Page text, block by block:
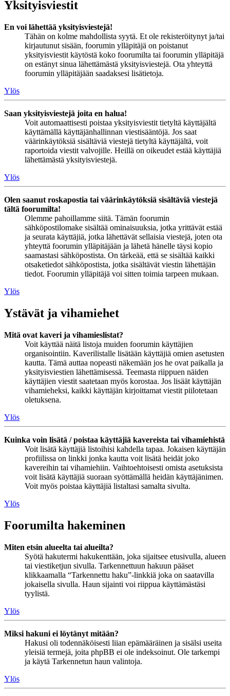
Yksityisviestit
En voi lähettää yksityisviestejä!
Tähän on kolme mahdollista syytä. Et ole rekisteröitynyt ja/tai
kirjautunut sisään, foorumin ylläpitäjä on poistanut
yksityisviestit käytöstä koko foorumilta tai foorumin ylläpitäjä
on estänyt sinua lähettämästä yksityisviestejä. Ota yhteyttä
foorumin ylläpitäjään saadaksesi lisätietoja.
Ylös
Saan yksityisviestejä joita en halua!
Voit automaattisesti poistaa yksityisviestit tietyltä käyttäjältä
käyttämällä käyttäjänhallinnan viestisääntöjä. Jos saat
väärinkäytöksiä sisältäviä viestejä tietyltä käyttäjältä, voit
raportoida viestit valvojille. Heillä on oikeudet estää käyttäjiä
lähettämästä yksityisviestejä.
Ylös
Olen saanut roskapostia tai väärinkäytöksiä sisältäviä viestejä
tältä foorumilta!
Olemme pahoillamme siitä. Tämän foorumin
sähköpostilomake sisältää ominaisuuksia, jotka yrittävät estää
ja seurata käyttäjiä, jotka lähettävät sellaisia viestejä, joten ota
yhteyttä foorumin ylläpitäjään ja lähetä hänelle täysi kopio
saamastasi sähköpostista. On tärkeää, että se sisältää kaikki
otsaketiedot sähköpostista, jotka sisältävät viestin lähettäjän
tiedot. Foorumin ylläpitäjä voi sitten toimia tarpeen mukaan.
Ylös
Ystävät ja vihamiehet
Mitä ovat kaveri ja vihamieslistat?
Voit käyttää näitä listoja muiden foorumin käyttäjien
organisointiin. Kaverilistalle lisätään käyttäjiä omien asetusten
kautta. Tämä auttaa nopeasti näkemään jos he ovat paikalla ja
yksityisviestien lähettämisessä. Teemasta riippuen näiden
käyttäjien viestit saatetaan myös korostaa. Jos lisäät käyttäjän
vihamieheksi, kaikki käyttäjän kirjoittamat viestit piilotetaan
oletuksena.
Ylös
Kuinka voin lisätä / poistaa käyttäjiä kavereista tai vihamiehistä
Voit lisätä käyttäjiä listoihisi kahdella tapaa. Jokaisen käyttäjän
profiilissa on linkki jonka kautta voit lisätä heidät joko
kavereihin tai vihamiehiin. Vaihtoehtoisesti omista asetuksista
voit lisätä käyttäjiä suoraan syöttämällä heidän käyttäjänimen.
Voit myös poistaa käyttäjiä listaltasi samalta sivulta.
Ylös
Foorumilta hakeminen
Miten etsin alueelta tai alueilta?
Syötä hakutermi hakukenttään, joka sijaitsee etusivulla, alueen
tai viestiketjun sivulla. Tarkennettuun hakuun pääset
klikkaamalla “Tarkennettu haku”-linkkiä joka on saatavilla
jokaisella sivulla. Haun sijainti voi riippua käyttämästäsi
tyylistä.
Ylös
Miksi hakuni ei löytänyt mitään?
Hakusi oli todennäköisesti liian epämääräinen ja sisälsi useita
yleisiä termejä, joita phpBB ei ole indeksoinut. Ole tarkempi
ja käytä Tarkennetun haun valintoja.
Ylös